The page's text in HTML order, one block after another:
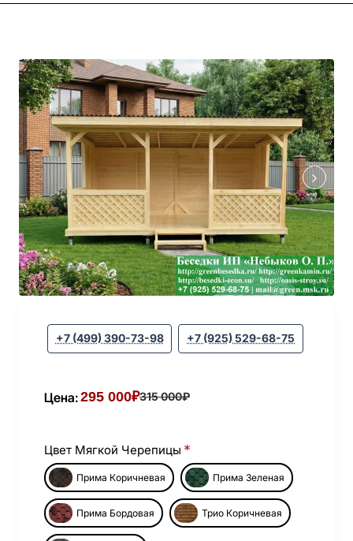
+7 (499) 390-73-98 +7 (925) 529-68-75
Цена:295 000₽315 000₽
Цвет Мягкой Черепицы
Прима Коричневая Прима Зеленая
Прима Бордовая Трио Коричневая